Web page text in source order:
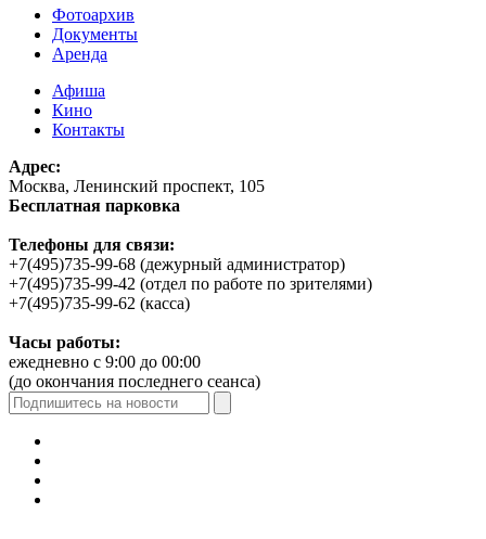
Фотоархив
Документы
Аренда
Афиша
Кино
Контакты
Адрес:
Москва, Ленинский проспект, 105
Бесплатная парковка
Телефоны для связи:
+7(495)735-99-68 (дежурный администратор)
+7(495)735-99-42 (отдел по работе по зрителями)
+7(495)735-99-62 (касса)
Часы работы:
ежедневно с 9:00 до 00:00
(до окончания последнего сеанса)